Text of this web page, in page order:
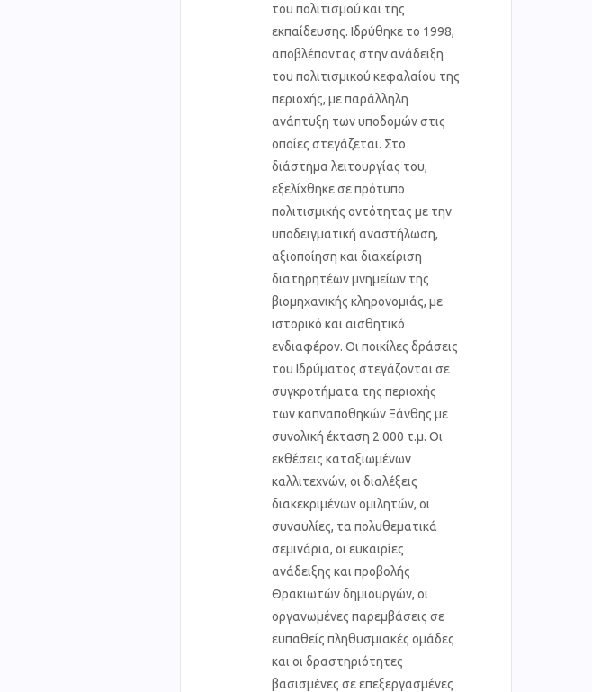
του πολιτισμού και της
εκπαίδευσης. Ιδρύθηκε το 1998,
αποβλέποντας στην ανάδειξη
του πολιτισμικού κεφαλαίου της
περιοχής, με παράλληλη
ανάπτυξη των υποδομών στις
οποίες στεγάζεται. Στο
διάστημα λειτουργίας του,
εξελίχθηκε σε πρότυπο
πολιτισμικής οντότητας με την
υποδειγματική αναστήλωση,
αξιοποίηση και διαχείριση
διατηρητέων μνημείων της
βιομηχανικής κληρονομιάς, με
ιστορικό και αισθητικό
ενδιαφέρον. Οι ποικίλες δράσεις
του Ιδρύματος στεγάζονται σε
συγκροτήματα της περιοχής
των καπναποθηκών Ξάνθης με
συνολική έκταση 2.000 τ.μ. Οι
εκθέσεις καταξιωμένων
καλλιτεχνών, οι διαλέξεις
διακεκριμένων ομιλητών, οι
συναυλίες, τα πολυθεματικά
σεμινάρια, οι ευκαιρίες
ανάδειξης και προβολής
Θρακιωτών δημιουργών, οι
οργανωμένες παρεμβάσεις σε
ευπαθείς πληθυσμιακές ομάδες
και οι δραστηριότητες
βασισμένες σε επεξεργασμένες